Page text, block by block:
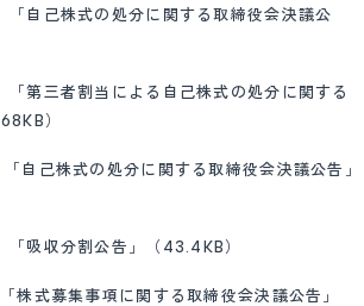
自己株式の処分に関する取締役会決議公
第三者割当による自己株式の処分に関する
）
自己株式の処分に関する取締役会決議公告」
吸収分割公告」（43.4KB）
式募集事項に関する取締役会決議公告」